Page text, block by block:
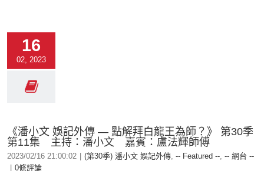
16
02, 2023
《潘小文 娛記外傳 — 點解拜白龍王為師？》 第30季
第11集 主持：潘小文 嘉賓：盧法輝師傅
2023/02/16 21:00:02 (第30季) 潘小文 娛記外傳, -- Featured --, -- 網台 --
0條評論